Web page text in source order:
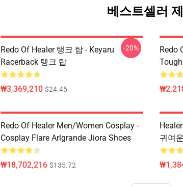
베스트셀러
Redo Of Healer 탱크 탑 - Keyaru
Racerback 탱크 탑
₩3,369,210 $24.45
-20%
Redo
Redo Of Healer Men/Women Cosplay -
Cosplay Flare Arlgrande Jiora Shoes
₩18,702,216 $135.72
귀여